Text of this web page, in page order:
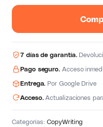
7 días de garantía.
Pago seguro. Acceso
Entrega. Por Google Drive
Acceso.Actualizaciones
Categorías:CopyWriting